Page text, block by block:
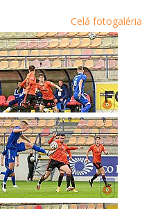
Celá fotogaléria